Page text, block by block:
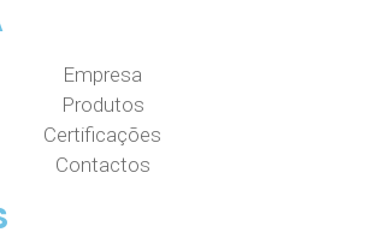
Empresa
Produtos
Certificações
Contactos